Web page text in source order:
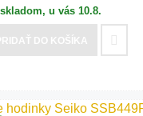
skladom, u vás 10.8.
DO KOŠÍKA